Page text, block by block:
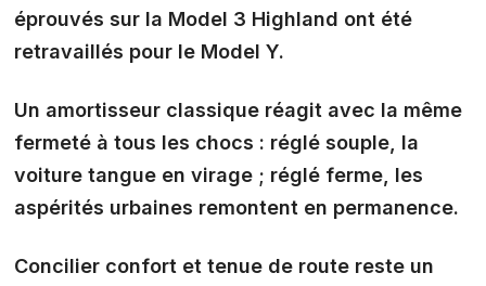
éprouvés sur la Model 3 Highland ont été
retravaillés pour le Model Y.
Un amortisseur classique réagit avec la même
fermeté à tous les chocs : réglé souple, la
voiture tangue en virage ; réglé ferme, les
aspérités urbaines remontent en permanence.
Concilier confort et tenue de route reste un